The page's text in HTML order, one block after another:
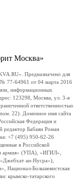
Москва»
Предназначено для
№ 77-64961 от 04 марта 2016
информационных
123298, Москва, ул. 3-я
ответственностью
22). Доменное имя сайта
Федерация и
редактор Бабаян Роман
+7 (495) 950-62-26
в Российской
армия» (УПА), «ИГИЛ»,
ан-Нусра»),
Национал-Большевистская
крымско-татарского